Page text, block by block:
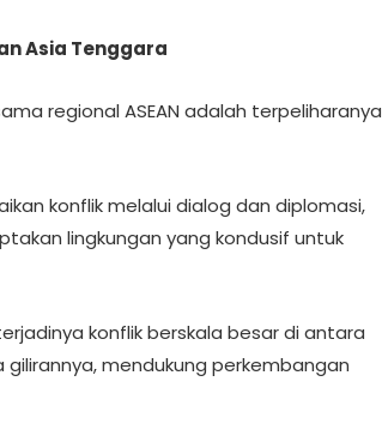
Asia Tenggara
regional ASEAN adalah terpeliharanya
konflik melalui dialog dan diplomasi,
lingkungan yang kondusif untuk
konflik berskala besar di antara
mendukung perkembangan